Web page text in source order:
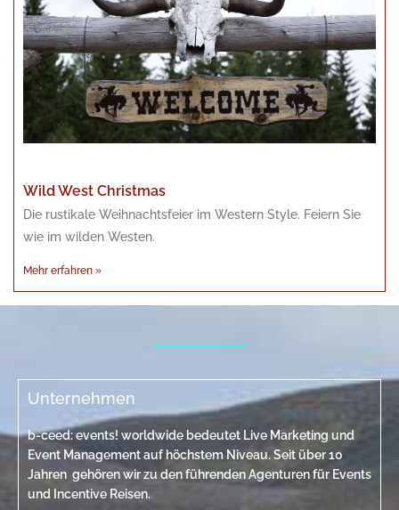
Wild West Christmas
Die rustikale Weihnachtsfeier im Western Style. Feiern Sie
wie im wilden Westen.
Mehr erfahren »
Unternehmen
b-ceed: events! worldwide bedeutet Live Marketing und
Event Management auf höchstem Niveau. Seit über 10
Jahren gehören wir zu den führenden Agenturen für Events
und Incentive Reisen.